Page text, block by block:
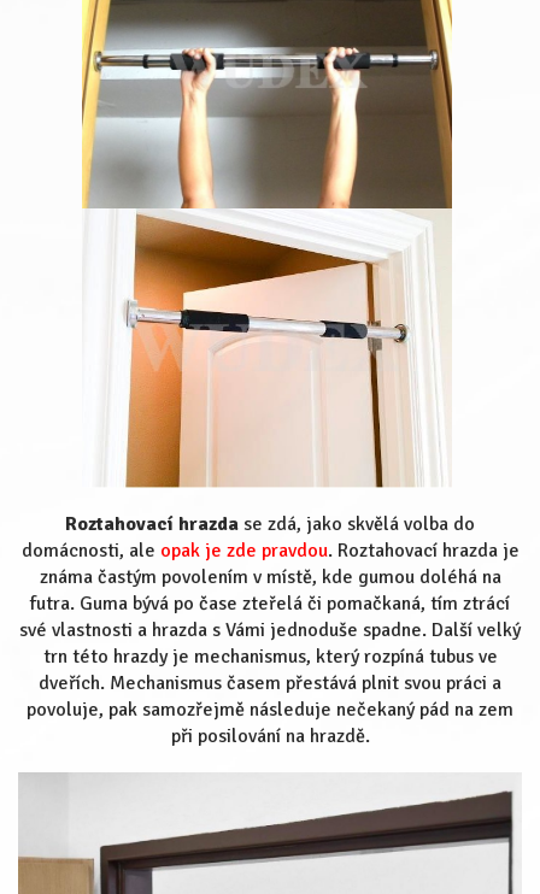
Roztahovací hrazda se zdá, jako skvělá volba do
domácnosti, ale opak je zde pravdou. Roztahovací hrazda je
známa častým povolením v místě, kde gumou doléhá na
futra. Guma bývá po čase zteřelá či pomačkaná, tím ztrácí
své vlastnosti a hrazda s Vámi jednoduše spadne. Další velký
trn této hrazdy je mechanismus, který rozpíná tubus ve
dveřích. Mechanismus časem přestává plnit svou práci a
povoluje, pak samozřejmě následuje nečekaný pád na zem
při posilování na hrazdě.